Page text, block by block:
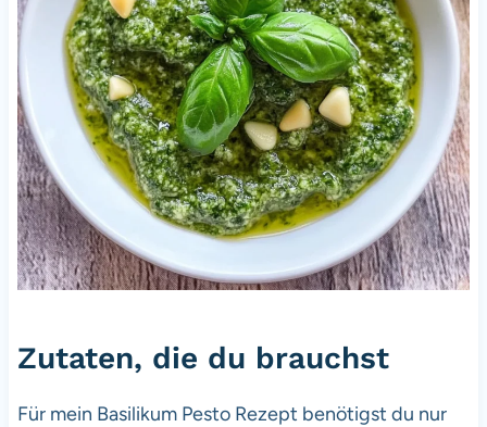
Zutaten, die du brauchst
Für mein Basilikum Pesto Rezept benötigst du nur